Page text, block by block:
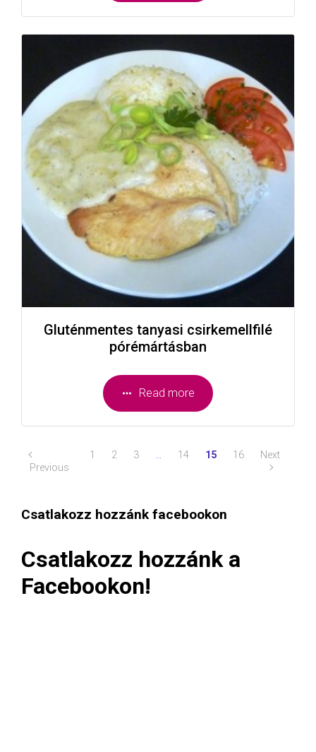
Gluténmentes tanyasi csirkemellfilé
pórémártásban
Read more
Previous
1 2 3 … 14 15 16 Next
Csatlakozz hozzánk facebookon
Csatlakozz hozzánk a
Facebookon!